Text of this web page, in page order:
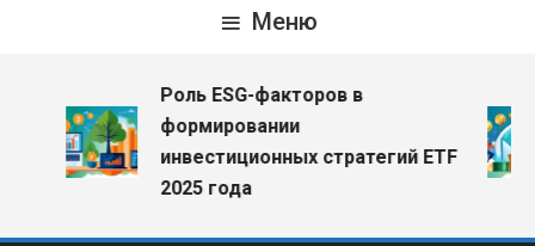
Меню
Роль ESG-факторов в
формировании
инвестиционных стратегий ETF
2025 года